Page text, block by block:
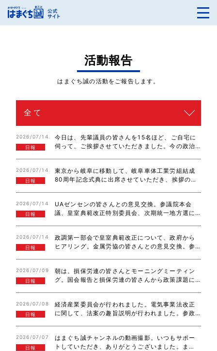
活動報告
はまぐち誠の活動をご報告します。
2026/07/14
日報
今日は、先輩議員の皆さんを15名ほど、ご自宅に
伺って、ご挨拶させていただきました。今の政治
ました。ご対応いただき、ありがとうございま…
2026/07/14
日報
東京から岐阜に移動して、岐阜車体工業労組結成
80周年記念式典に出席させていただき、挨拶の機
れたと思います。更なる歴史を、労使相携えて…
2026/07/14
日報
UAゼンセンの皆さんとの意見交換。参議院本会
議、皇室典範改正特別委員会、次期統一地方選に
トヨタ紡織精工労組の皆さん、連合愛知豊田地協…
2026/07/14
日報
政調第一部会で皇室典範改正について、政府から
ヒアリング。金属労協の皆さんとの意見交換。参
合会の皆さんと意見交換。ありがとうございまし…
2026/07/09
日報
朝は、損保労連の皆さんとモーニングミーティン
グ。国会報告と損保労連の皆さんから政策課題に
要請活動があり、お受けしました。しっかり対応…
2026/07/08
日報
経済産業委員会が行われました。電気事業法改正
に関して、法案の趣旨説明が行われました。参政
いただきました。ありがとうございました。執行…
2026/07/07
日報
はまぐち誠チャンネルの動画撮影。いつもサポー
トしていただき、ありがとうございました。ま